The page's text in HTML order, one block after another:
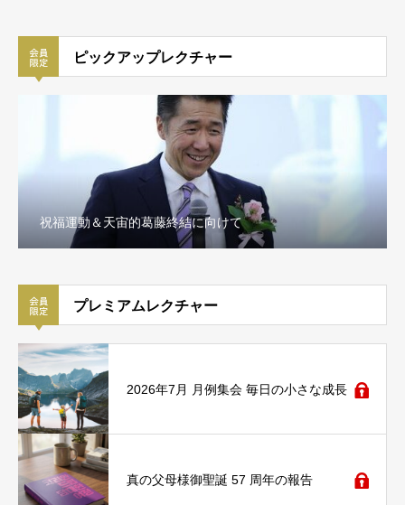
ピックアップレクチャー
祝福運動＆天宙的葛藤終結に向けて
プレミアムレクチャー
2026年7月 月例集会 毎日の小さな成長
真の父母様御聖誕 57 周年の報告